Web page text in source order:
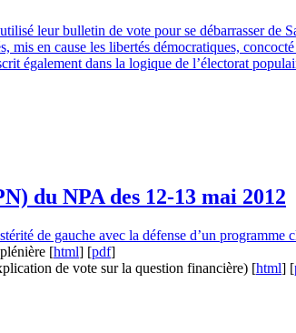
leur bulletin de vote pour se débarrasser
mis en cause les libertés démocratiques,
également dans la logique de l’électorat
du NPA des 12-13 mai 2012
de gauche avec la défense d’un
[html] [pdf]
de vote sur la question financière) [html] [